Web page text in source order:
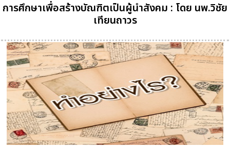
การศึกษาเพื่อสร้างบัณฑิตเป็นผู้นำสังคม : โดย นพ.วิชัย
เทียนถาวร